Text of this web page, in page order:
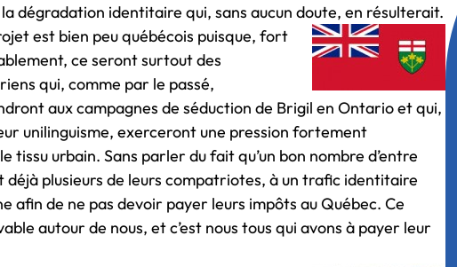
la dégradation identitaire qui, sans aucun doute, en résulterait.
est bien peu québécois puisque, fort
ce seront surtout des
qui, comme par le passé,
aux campagnes de séduction de Brigil en Ontario et qui,
unilinguisme, exerceront une pression fortement
urbain. Sans parler du fait qu’un bon nombre d’entre
plusieurs de leurs compatriotes, à un trafic identitaire
de ne pas devoir payer leurs impôts au Québec. Ce
autour de nous, et c’est nous tous qui avons à payer leur